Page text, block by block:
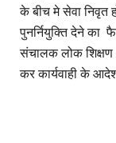
के बीच मे सेवा निवृत
पुनर्नियुक्ति देने का
संचालक लोक शिक्षण
कर कार्यवाही के